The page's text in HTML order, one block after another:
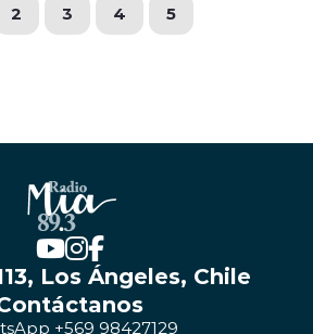
2 3 4 5
Los Ángeles, Chile
+569 98427129